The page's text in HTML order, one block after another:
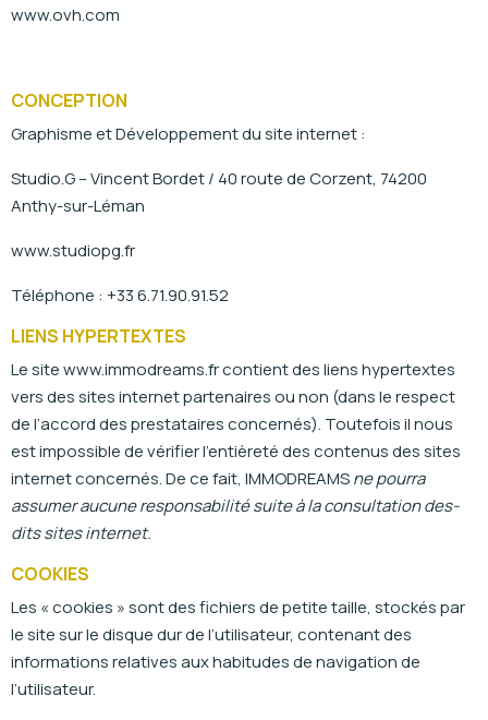
www.ovh.com
CONCEPTION
Graphisme et Développement du site internet :
Studio.G – Vincent Bordet / 40 route de Corzent, 74200
Anthy-sur-Léman
www.studiopg.fr
Téléphone : +33 6.71.90.91.52
LIENS HYPERTEXTES
Le site www.immodreams.fr contient des liens hypertextes
vers des sites internet partenaires ou non (dans le respect
de l’accord des prestataires concernés). Toutefois il nous
est impossible de vérifier l’entièreté des contenus des sites
internet concernés. De ce fait, IMMODREAMSne pourra
assumer aucune responsabilité suite à la consultation des-
dits sites internet.
COOKIES
Les « cookies » sont des fichiers de petite taille, stockés par
le site sur le disque dur de l’utilisateur, contenant des
informations relatives aux habitudes de navigation de
l’utilisateur.